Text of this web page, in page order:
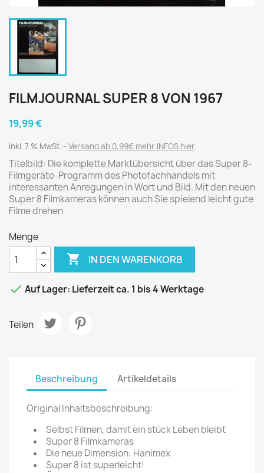
FILMJOURNAL SUPER 8 VON 1967
19,99 €
inkl. 7 % MwSt. Versand ab 0,99€ mehr INFOS hier
Titelbild: Die komplette Marktübersicht über das Super 8-
Filmgeräte-Programm des Photofachhandels mit
interessanten Anregungen in Wort und Bild. Mit den neuen
Super 8 Filmkameras können auch Sie spielend leicht gute
Filme drehen
Menge
 IN DEN WARENKORB
 Auf Lager: Lieferzeit ca. 1 bis 4 Werktage
Teilen
Beschreibung Artikeldetails
Original Inhaltsbeschreibung:
Selbst Filmen, damit ein stück Leben bleibt
Super 8 Filmkameras
Die neue Dimension: Hanimex
Super 8 ist superleicht!